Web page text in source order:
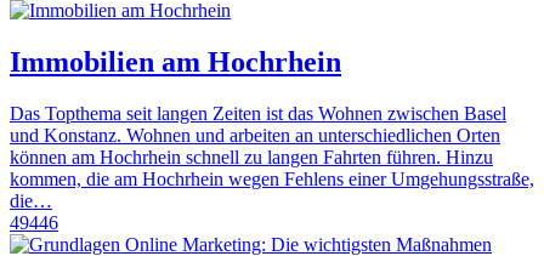
Immobilien am Hochrhein
Das Topthema seit langen Zeiten ist das Wohnen zwischen Basel
und Konstanz. Wohnen und arbeiten an unterschiedlichen Orten
können am Hochrhein schnell zu langen Fahrten führen. Hinzu
kommen, die am Hochrhein wegen Fehlens einer Umgehungsstraße,
die…
49446